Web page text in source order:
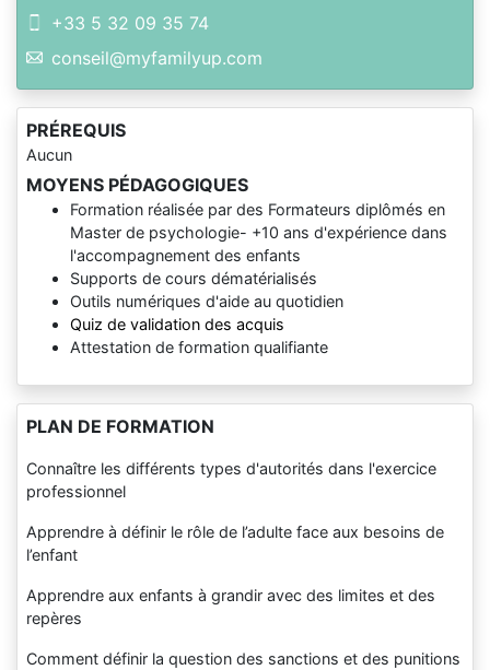
+33 5 32 09 35 74
conseil@myfamilyup.com
PRÉREQUIS
Aucun
MOYENS PÉDAGOGIQUES
Formation réalisée par des Formateurs diplômés en
Master de psychologie- +10 ans d'expérience dans
l'accompagnement des enfants
Supports de cours dématérialisés
Outils numériques d'aide au quotidien
Quiz de validation des acquis
Attestation de formation qualifiante
PLAN DE FORMATION
Connaître les différents types d'autorités dans l'exercice
professionnel
Apprendre à définir le rôle de l’adulte face aux besoins de
l’enfant
Apprendre aux enfants à grandir avec des limites et des
repères
Comment définir la question des sanctions et des punitions